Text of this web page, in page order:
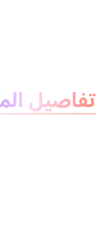
تفاصيل